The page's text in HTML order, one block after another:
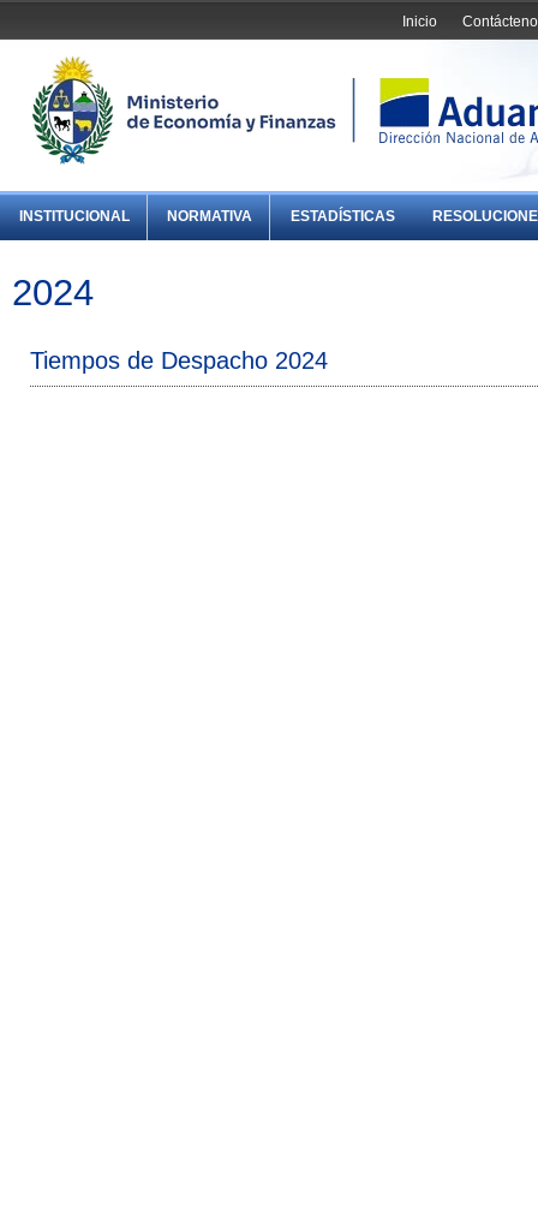
Inicio
INSTITUCIONAL NORMATIVA ESTADÍSTICAS
2024
Tiempos de Despacho 2024